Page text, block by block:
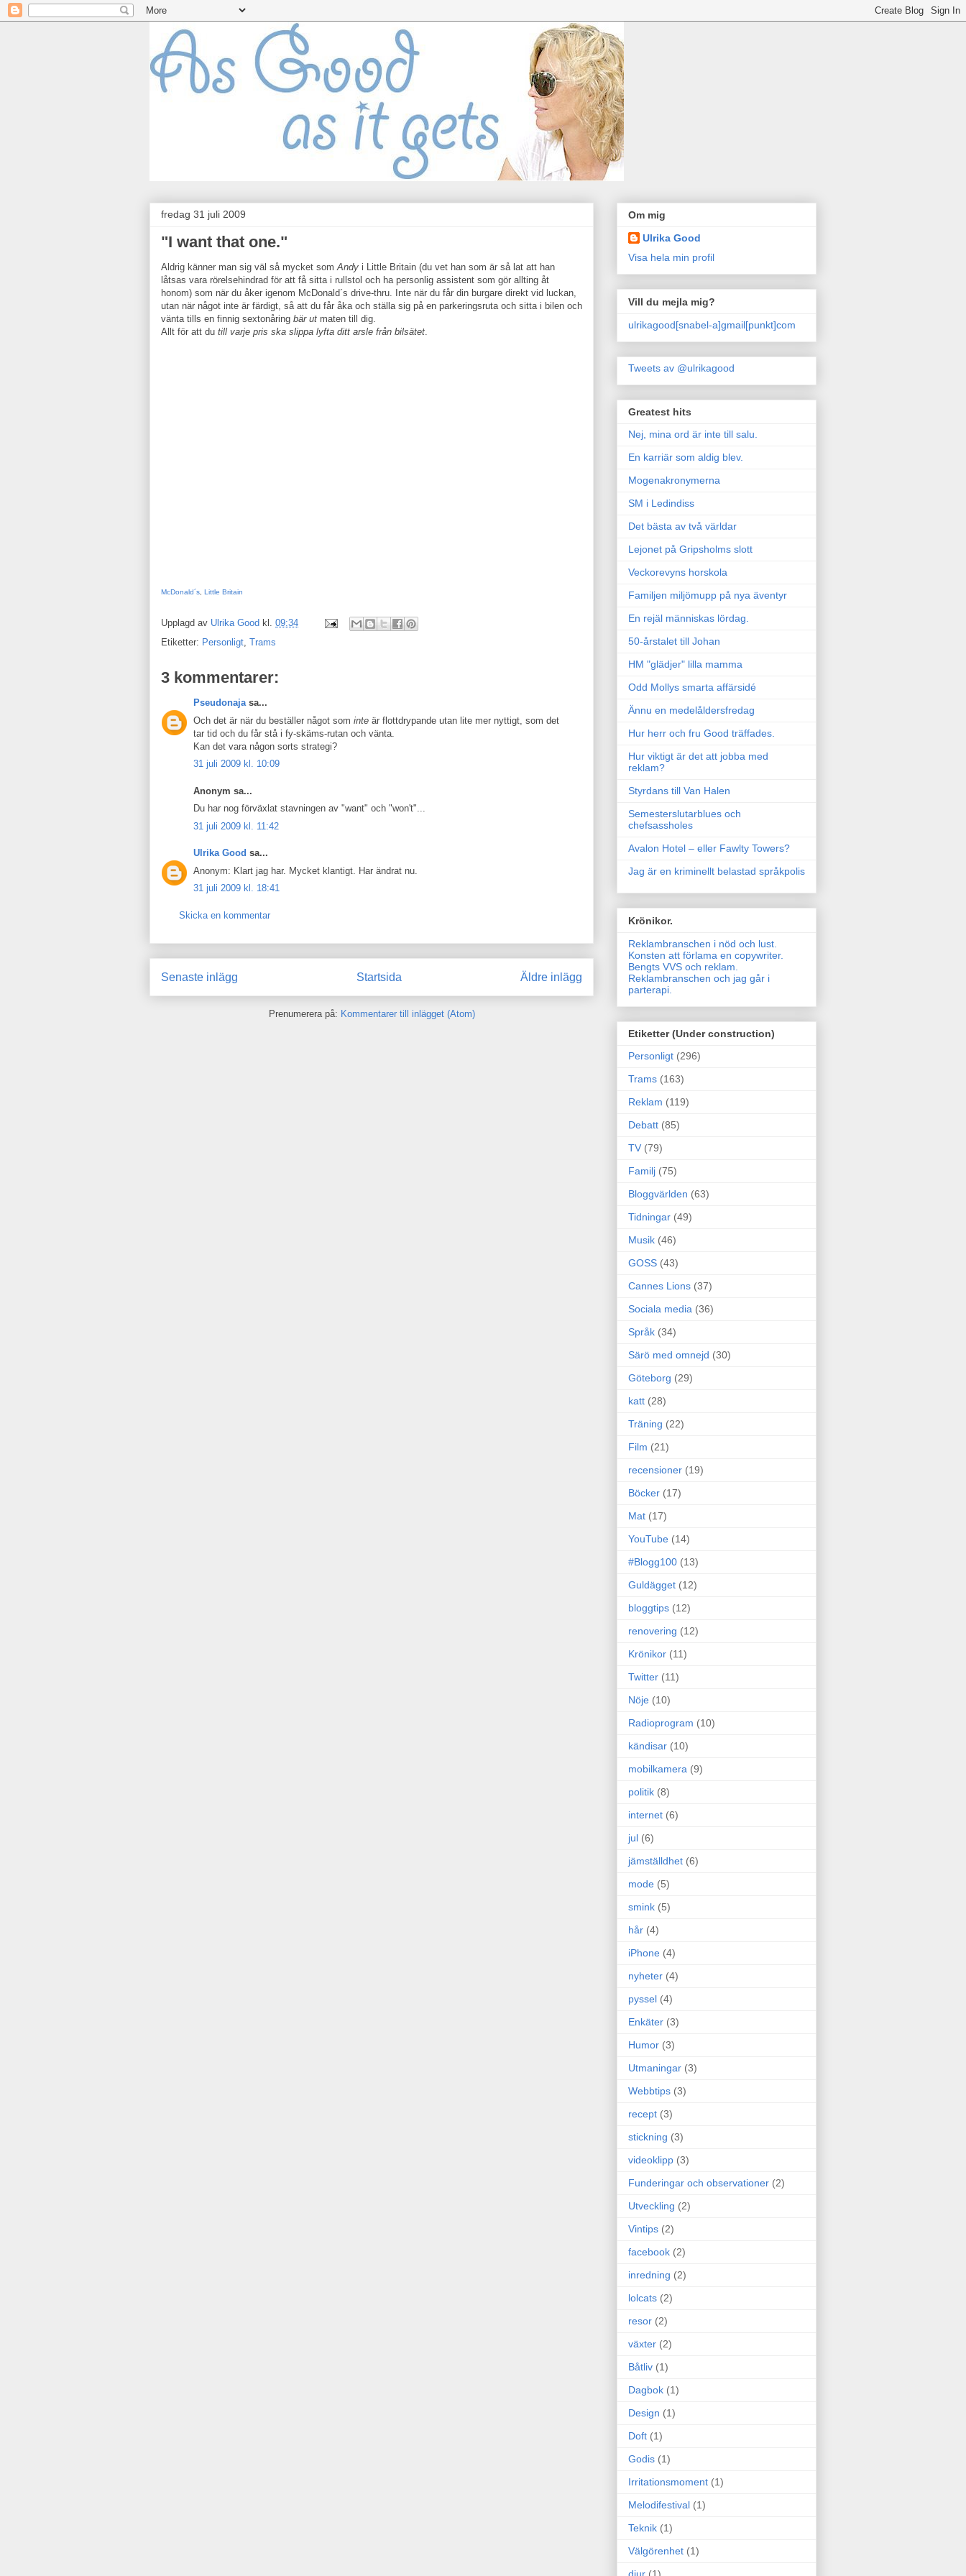
fredag 31 juli 2009
"I want that one."
Aldrig känner man sig väl så mycket somAndy i Little Britain (du vet han som är så lat att han
låtsas vara rörelsehindrad för att få sitta i rullstol och ha personlig assistent som gör allting åt
honom) som när du åker igenom McDonald´s drive-thru. Inte när du får din burgare direkt vid luckan,
utan när något inte är färdigt, så att du får åka och ställa sig på en parkeringsruta och sitta i bilen och
vänta tills en finnig sextonåring bär ut maten till dig.
Allt för att du till varje pris ska slippa lyfta ditt arsle från bilsätet.
McDonald´s Little Britain
Upplagd av Ulrika Good kl. 09:34
Etiketter: Personligt, Trams
3 kommentarer:
Pseudonajasa...
Och det är när du beställer något som inte är flottdrypande utan lite mer nyttigt, som det
tar tid och du får stå i fy-skäms-rutan och vänta.
Kan det vara någon sorts strategi?
31 juli 2009 kl. 10:09
Anonym sa...
Du har nog förväxlat stavningen av "want" och "won't"...
31 juli 2009 kl. 11:42
Ulrika Good sa...
Anonym: Klart jag har. Mycket klantigt. Har ändrat nu.
31 juli 2009 kl. 18:41
Skicka en kommentar
Senaste inlägg Äldre inlägg
Startsida
Prenumerera på: Kommentarer till inlägget (Atom)
Om mig
Ulrika Good
Visa hela min profil
Vill du mejla mig?
ulrikagood[snabel-a]gmail[punkt]com
Tweets av @ulrikagood
Greatest hits
Nej, mina ord är inte till salu.
En karriär som aldig blev.
Mogenakronymerna
SM i Ledindiss
Det bästa av två världar
Lejonet på Gripsholms slott
Veckorevyns horskola
Familjen miljömupp på nya äventyr
En rejäl människas lördag.
50-årstalet till Johan
HM "glädjer" lilla mamma
Odd Mollys smarta affärsidé
Ännu en medelåldersfredag
Hur herr och fru Good träffades.
Hur viktigt är det att jobba med
reklam?
Styrdans till Van Halen
Semesterslutarblues och
chefsassholes
Avalon Hotel – eller Fawlty Towers?
Jag är en kriminellt belastad språkpolis
Krönikor.
Reklambranschen i nöd och lust.
Konsten att förlama en copywriter.
Bengts VVS och reklam.
Reklambranschen och jag går i
parterapi.
Etiketter (Under construction)
Personligt (296)
Trams (163)
Reklam (119)
Debatt (85)
TV (79)
Familj (75)
Bloggvärlden (63)
Tidningar (49)
Musik (46)
GOSS (43)
Cannes Lions (37)
Sociala media (36)
Språk (34)
Särö med omnejd (30)
Göteborg (29)
katt (28)
Träning (22)
Film (21)
recensioner (19)
Böcker (17)
Mat (17)
YouTube (14)
#Blogg100 (13)
Guldägget (12)
bloggtips (12)
renovering (12)
Krönikor (11)
Twitter (11)
Nöje (10)
Radioprogram (10)
kändisar (10)
mobilkamera (9)
politik (8)
internet (6)
jul (6)
jämställdhet (6)
mode (5)
smink (5)
hår (4)
iPhone (4)
nyheter (4)
pyssel (4)
Enkäter (3)
Humor (3)
Utmaningar (3)
Webbtips (3)
recept (3)
stickning (3)
videoklipp (3)
Funderingar och observationer (2)
Utveckling (2)
Vintips (2)
facebook (2)
inredning (2)
lolcats (2)
resor (2)
växter (2)
Båtliv (1)
Dagbok (1)
Design (1)
Doft (1)
Godis (1)
Irritationsmoment (1)
Melodifestival (1)
Teknik (1)
Välgörenhet (1)